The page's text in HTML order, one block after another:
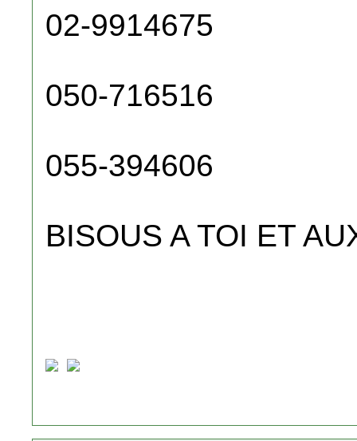
02-9914675
050-716516
055-394606
BISOUS A TOI ET